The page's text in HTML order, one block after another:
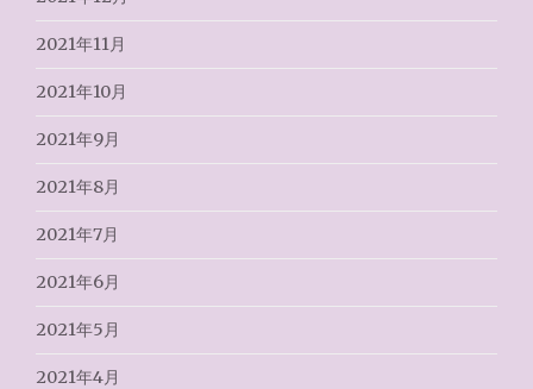
2021年11月
2021年10月
2021年9月
2021年8月
2021年7月
2021年6月
2021年5月
2021年4月